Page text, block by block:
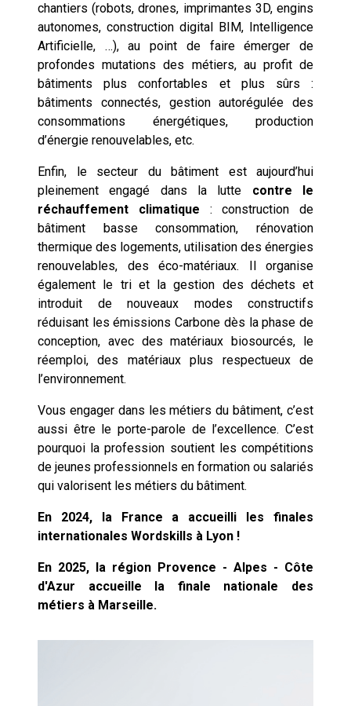
chantiers (robots, drones, imprimantes 3D, engins
autonomes, construction digital BIM, Intelligence
Artificielle, …), au point de faire émerger de
profondes mutations des métiers, au profit de
bâtiments plus confortables et plus sûrs :
bâtiments connectés, gestion autorégulée des
consommations énergétiques, production
d’énergie renouvelables, etc.
Enfin, le secteur du bâtiment est aujourd’hui
pleinement engagé dans la lutte contre le
réchauffement climatique : construction de
bâtiment basse consommation, rénovation
thermique des logements, utilisation des énergies
renouvelables, des éco-matériaux. Il organise
également le tri et la gestion des déchets et
introduit de nouveaux modes constructifs
réduisant les émissions Carbone dès la phase de
conception, avec des matériaux biosourcés, le
réemploi, des matériaux plus respectueux de
l’environnement.
Vous engager dans les métiers du bâtiment, c’est
aussi être le porte-parole de l’excellence. C’est
pourquoi la profession soutient les compétitions
de jeunes professionnels en formation ou salariés
qui valorisent les métiers du bâtiment.
En 2024, la France a accueilli les finales
internationales Wordskills à Lyon !
En 2025, la région Provence - Alpes - Côte
d'Azur accueille la finale nationale des
métiers à Marseille.